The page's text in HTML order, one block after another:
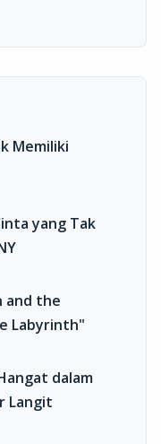
Memiliki
yang Tak
and the
Labyrinth"
dalam
Langit